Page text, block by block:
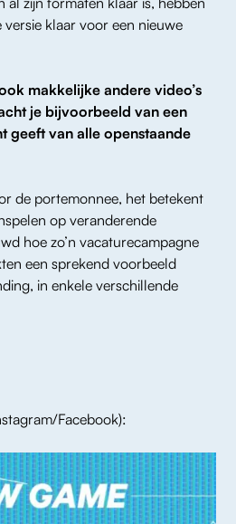
klaar voor een nieuwe
makkelijke andere video’s
je bijvoorbeeld van een
geeft van alle openstaande
de portemonnee, het betekent
op veranderende
hoe zo’n vacaturecampagne
een sprekend voorbeeld
in enkele verschillende
Facebook):